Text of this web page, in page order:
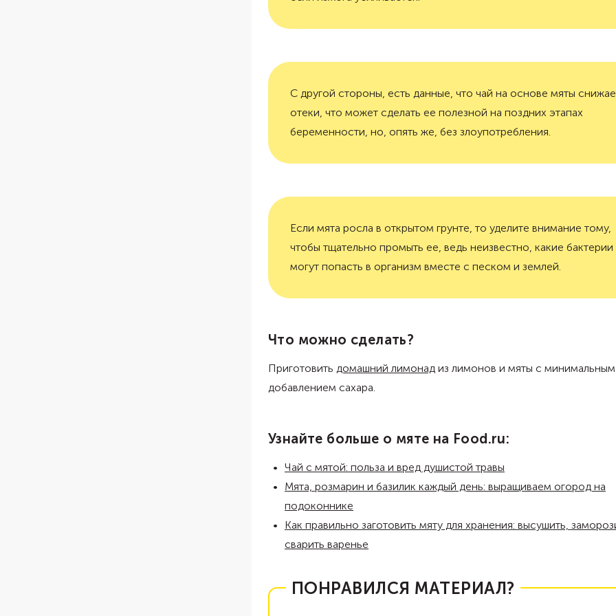
С другой стороны, есть данные, что чай на основе мяты
отеки, что может сделать ее полезной на поздних этапах
беременности, но, опять же, без злоупотребления.
Если мята росла в открытом грунте, то уделите внимание тому,
чтобы тщательно промыть ее, ведь неизвестно, какие бактерии
могут попасть в организм вместе с песком и землей.
Что можно сделать?
Приготовить домашний лимонад из лимонов и мяты с минимальным
добавлением сахара.
Узнайте больше о мяте на Food.ru:
Чай с мятой: польза и вред душистой травы
Мята, розмарин и базилик каждый день: выращиваем огород на
подоконнике
Как правильно заготовить мяту для хранения: высушить,
сварить варенье
ПОНРАВИЛСЯ МАТЕРИАЛ?